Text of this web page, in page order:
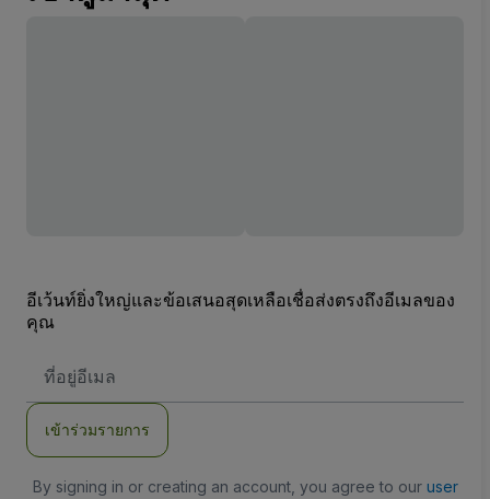
อีเว้นท์ยิ่งใหญ่และข้อเสนอสุดเหลือเชื่อส่งตรงถึงอีเมลของ
คุณ
อยู่
เข้าร่วมรายการ
By signing in or creating an account, you agree to our user